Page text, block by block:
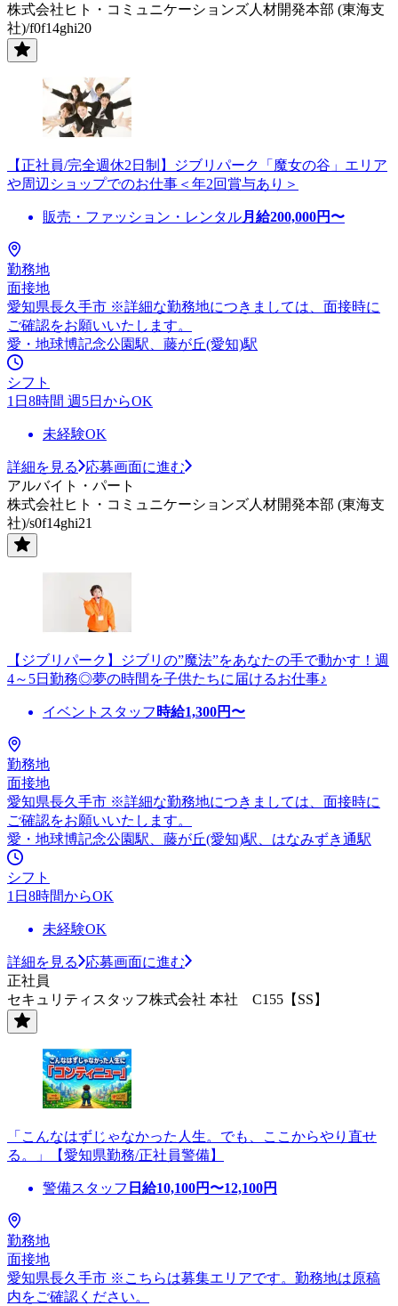
株式会社ヒト・コミュニケーションズ人材開発本部 (東海支
社)/f0f14ghi20
【正社員/完全週休2日制】ジブリパーク「魔女の谷」エリア
や周辺ショップでのお仕事＜年2回賞与あり＞
販売・ファッション・レンタル月給200,000円〜
勤務地
面接地
愛知県長久手市 ※詳細な勤務地につきましては、面接時に
ご確認をお願いいたします。
愛・地球博記念公園駅、藤が丘(愛知)駅
シフト
1日8時間 週5日からOK
未経験OK
詳細を見る
応募画面に進む
アルバイト・パート
株式会社ヒト・コミュニケーションズ人材開発本部 (東海支
社)/s0f14ghi21
【ジブリパーク】ジブリの”魔法”をあなたの手で動かす！週
4～5日勤務◎夢の時間を子供たちに届けるお仕事♪
イベントスタッフ 時給1,300円〜
勤務地
面接地
愛知県長久手市 ※詳細な勤務地につきましては、面接時に
ご確認をお願いいたします。
愛・地球博記念公園駅、藤が丘(愛知)駅、はなみずき通駅
シフト
1日8時間からOK
未経験OK
詳細を見る
応募画面に進む
正社員
セキュリティスタッフ株式会社 本社 C155【SS】
「こんなはずじゃなかった人生。でも、ここからやり直せ
る。」【愛知県勤務/正社員警備】
警備スタッフ 日給10,100円〜12,100円
勤務地
面接地
愛知県長久手市 ※こちらは募集エリアです。勤務地は原稿
内をご確認ください。